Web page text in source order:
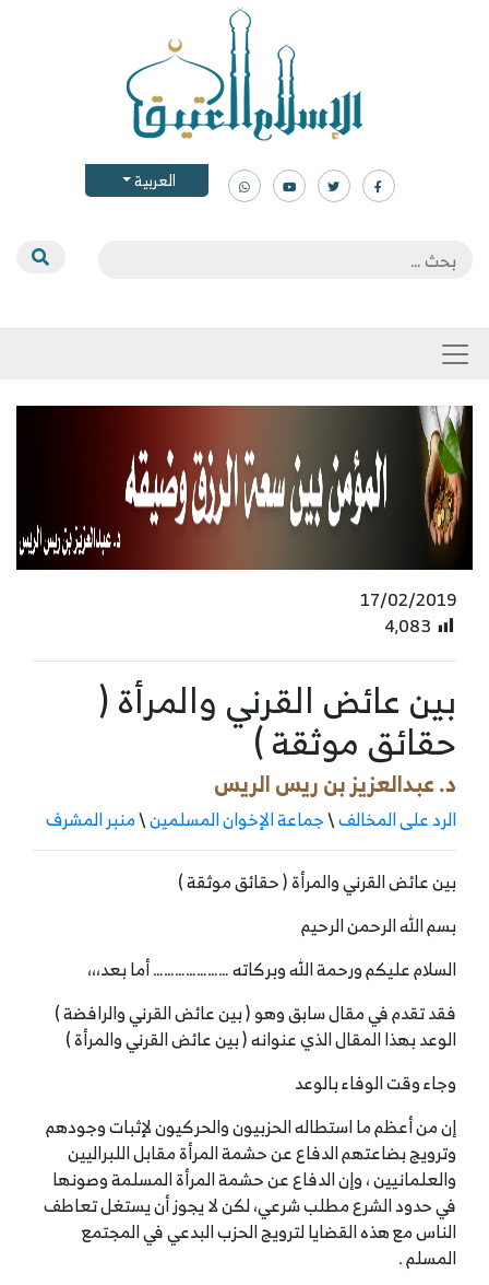
العربية
17/02/2019
4٬083
بين عائض القرني والمرأة (
حقائق موثقة )
د. عبدالعزيز بن ريس الريس
الرد على المخالف\جماعة الإخوان المسلمين\منبر المشرف
بين عائض القرني والمرأة ( حقائق موثقة )
بسم الله الرحمن الرحيم
السلام عليكم ورحمة الله وبركاته ………………… أما بعد،،،
فقد تقدم في مقال سابق وهو ( بين عائض القرني والرافضة )
الوعد بهذا المقال الذي عنوانه ( بين عائض القرني والمرأة )
وجاء وقت الوفاء بالوعد
إن من أعظم ما استطاله الحزبيون والحركيون لإثبات وجودهم
وترويج بضاعتهم الدفاع عن حشمة المرأة مقابل اللبراليين
والعلمانيين ، وإن الدفاع عن حشمة المرأة المسلمة وصونها
في حدود الشرع مطلب شرعي، لكن لا يجوز أن يستغل تعاطف
الناس مع هذه القضايا لترويج الحزب البدعي في المجتمع
المسلم .